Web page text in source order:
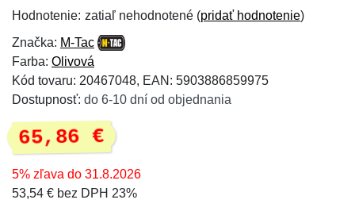
Hodnotenie: zatiaľ nehodnotené (pridať hodnotenie)
Značka: M-Tac
Farba: Olivová
Kód tovaru: 20467048, EAN: 5903886859975
Dostupnosť: do 6-10 dní od objednania
65,86 €
5% zľava do 31.8.2026
53,54 € bez DPH 23%